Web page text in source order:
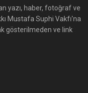
yazı, haber, fotoğraf ve
Mustafa Suphi Vakfı'na
gösterilmeden ve link